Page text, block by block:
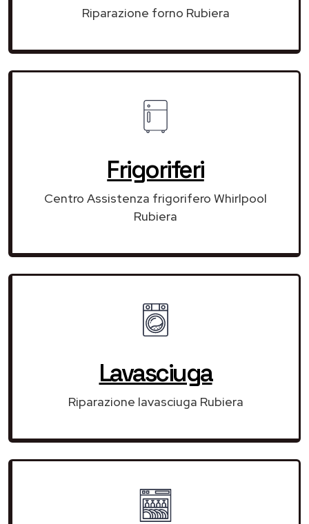
Riparazione forno Rubiera
Frigoriferi
Centro Assistenza frigorifero Whirlpool
Rubiera
Lavasciuga
Riparazione lavasciuga Rubiera